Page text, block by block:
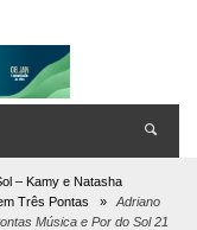
– Kamy e Natasha
Três Pontas
»
Adriano
Música e Por do Sol 21